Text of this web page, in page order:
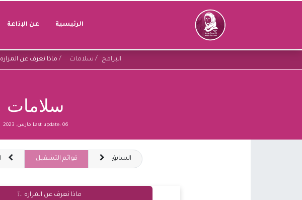
الرئيسية عن الإذاعة
البرامج سلامات ماذا نعرف عن المراره
سلامات
Last update: 06 مارس, 2023
قوائم التشغيل السابق
ماذا نعرف عن المراره ..❕